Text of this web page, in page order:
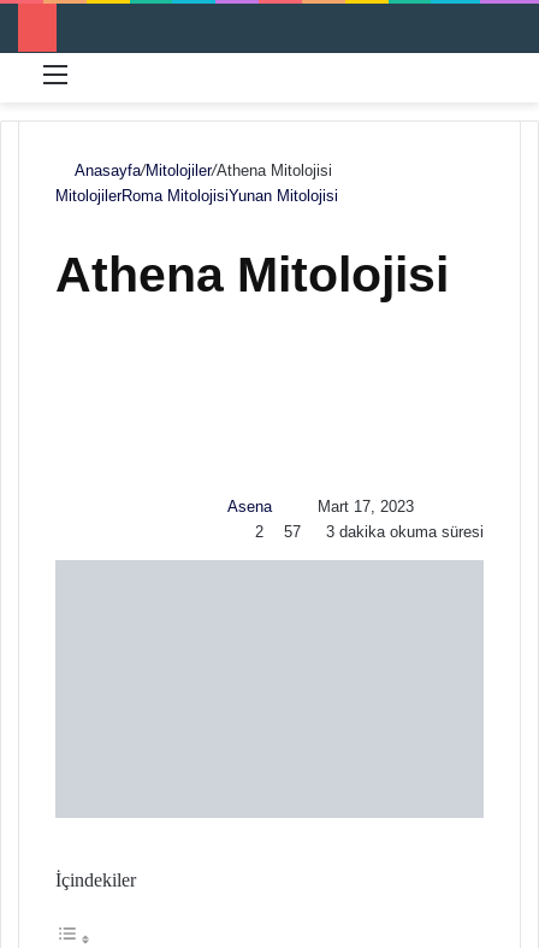
Anasayfa/Mitolojiler/Athena Mitolojisi
MitolojilerRoma MitolojisiYunan Mitolojisi
Athena Mitolojisi
Asena
n
X
o
t
Mart 17, 2023
2
57 3 dakika okuma süresi
İçindekiler